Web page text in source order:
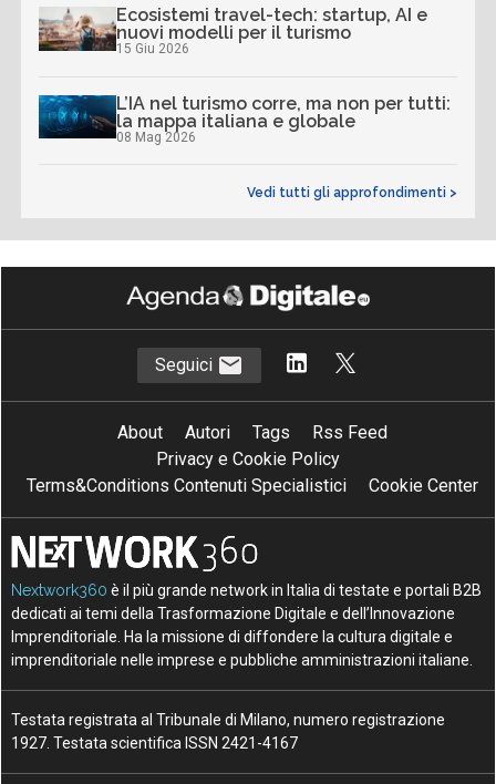
Ecosistemi travel-tech: startup, AI e
nuovi modelli per il turismo
15 Giu 2026
L’IA nel turismo corre, ma non per tutti:
la mappa italiana e globale
08 Mag 2026
Vedi tutti gli approfondimenti >
Seguici
About Autori Tags
Rss Feed
Privacy e Cookie Policy
Terms&Conditions Contenuti Specialistici
Cookie Center
Nextwork360 è il più grande network in Italia di testate e portali B2B
dedicati ai temi della Trasformazione Digitale e dell’Innovazione
Imprenditoriale. Ha la missione di diffondere la cultura digitale e
imprenditoriale nelle imprese e pubbliche amministrazioni italiane.
Testata registrata al Tribunale di Milano, numero registrazione
1927. Testata scientifica ISSN 2421-4167